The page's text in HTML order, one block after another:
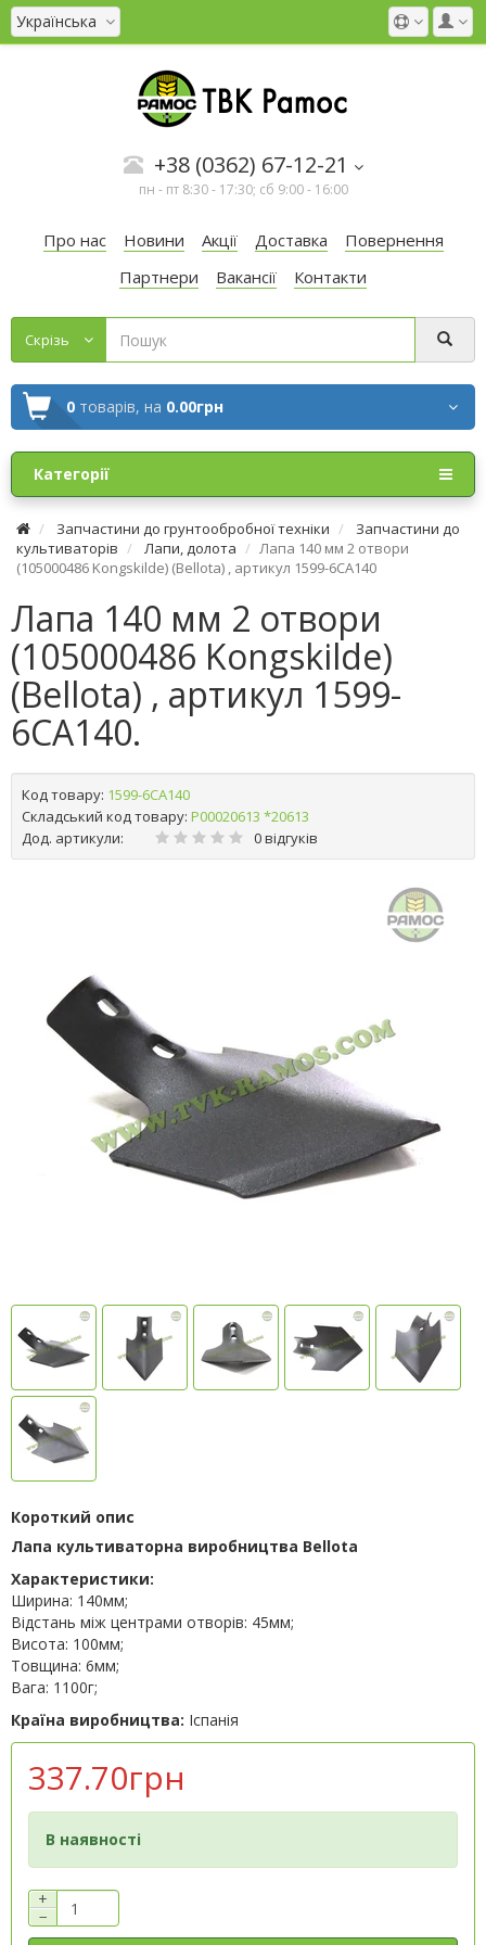
Українська
+38 (0362) 67-12-21
пн - пт 8:30 - 17:30; сб 9:00 - 16:00
Про нас Новини Акції Доставка
Повернення
Партнери
Вакансії Контакти
Cкрізь
0 товарів, на 0.00грн
Категорії
Запчастини до грунтообробної техніки
Запчастини до
культиваторів
Лапи, долота
Лапа 140 мм 2 отвори
(105000486 Kongskilde) (Bellota) , артикул 1599-6CA140
Лапа 140 мм 2 отвори
(105000486 Kongskilde)
(Bellota) , артикул 1599-
6CA140.
Код товару: 1599-6CA140
Складський код товару: Р00020613 *20613
Дод. артикули:
0 відгуків
Короткий опис
Лапа культиваторна виробництва Bellota
Характеристики:
Ширина: 140мм;
Відстань між центрами отворів: 45мм;
Висота: 100мм;
Товщина: 6мм;
Вага: 1100г;
Країна виробництва: Іспанія
337.70грн
В наявності
+
−